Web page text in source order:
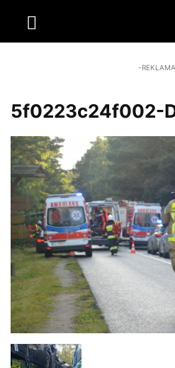
-
5f0223c24f002-